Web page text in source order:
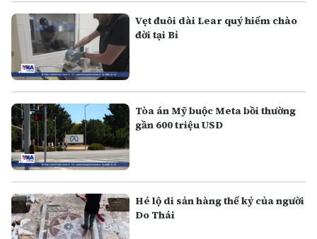
Vẹt đuôi dài Lear quý hiếm chào
đời tại Bỉ
Tòa án Mỹ buộc Meta bồi thường
gần 600 triệu USD
Hé lộ di sản hàng thế kỷ của người
Do Thái